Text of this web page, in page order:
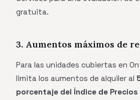
gratuita.
3. Aumentos máximos de
Para las unidades cubiertas en
limita los aumentos de alquiler al
porcentaje del Índice de